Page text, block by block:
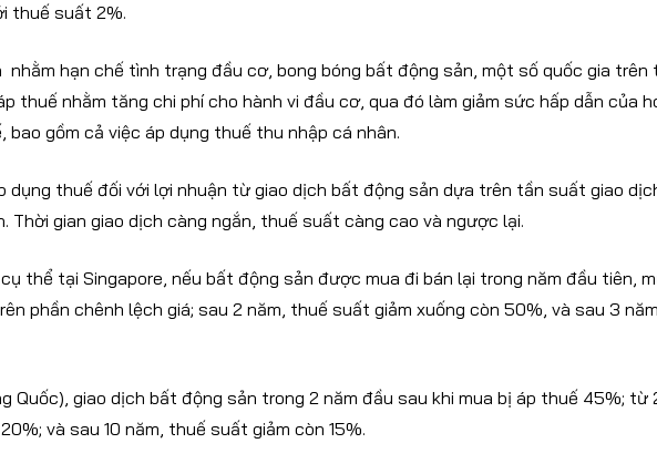
thuế suất 2%.
nhằm hạn chế tình trạng đầu cơ, bong bóng bất động sản, một số quốc gia trên
thuế nhằm tăng chi phí cho hành vi đầu cơ, qua đó làm giảm sức hấp dẫn của
bao gồm cả việc áp dụng thuế thu nhập cá nhân.
dụng thuế đối với lợi nhuận từ giao dịch bất động sản dựa trên tần suất giao
Thời gian giao dịch càng ngắn, thuế suất càng cao và ngược lại.
thể tại Singapore, nếu bất động sản được mua đi bán lại trong năm đầu tiên,
phần chênh lệch giá; sau 2 năm, thuế suất giảm xuống còn 50%, và sau 3
Quốc), giao dịch bất động sản trong 2 năm đầu sau khi mua bị áp thuế 45%; từ
và sau 10 năm, thuế suất giảm còn 15%.